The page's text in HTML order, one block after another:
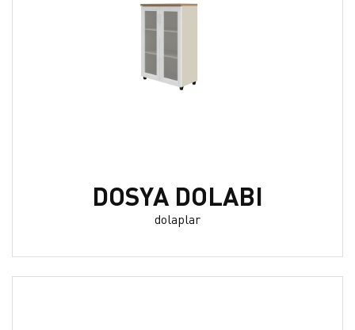
DOSYA DOLABI
dolaplar